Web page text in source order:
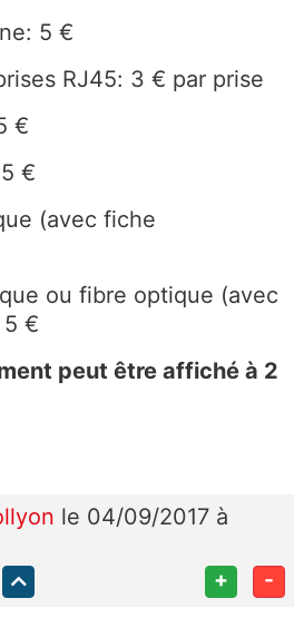
5 €
RJ45: 3 € par prise
€
€
(avec fiche
ou fibre optique (avec
€
peut être affiché à 2
le 04/09/2017 à
+ -